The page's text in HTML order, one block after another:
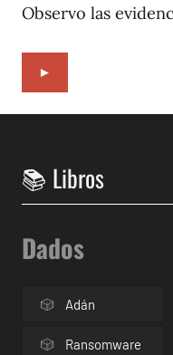
Observo las
►
Dados
Adán
Ransomware